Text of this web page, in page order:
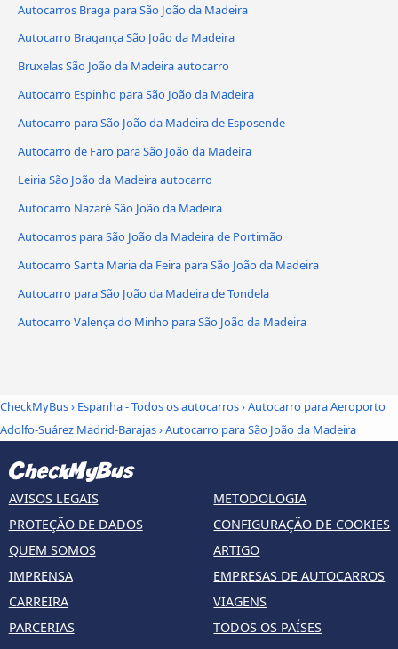
Autocarros Braga para São João da Madeira
Autocarro Bragança São João da Madeira
Bruxelas São João da Madeira autocarro
Autocarro Espinho para São João da Madeira
Autocarro para São João da Madeira de Esposende
Autocarro de Faro para São João da Madeira
Leiria São João da Madeira autocarro
Autocarro Nazaré São João da Madeira
Autocarros para São João da Madeira de Portimão
Autocarro Santa Maria da Feira para São João da Madeira
Autocarro para São João da Madeira de Tondela
Autocarro Valença do Minho para São João da Madeira
CheckMyBus› Espanha - Todos os autocarros›Autocarro para Aeroporto
Adolfo-Suárez Madrid-Barajas›Autocarro para São João da Madeira
AVISOS LEGAIS
PROTEÇÃO DE DADOS
QUEM SOMOS
IMPRENSA
CARREIRA
PARCERIAS
METODOLOGIA
CONFIGURAÇÃO DE COOKIES
ARTIGO
EMPRESAS DE AUTOCARROS
VIAGENS
TODOS OS PAÍSES